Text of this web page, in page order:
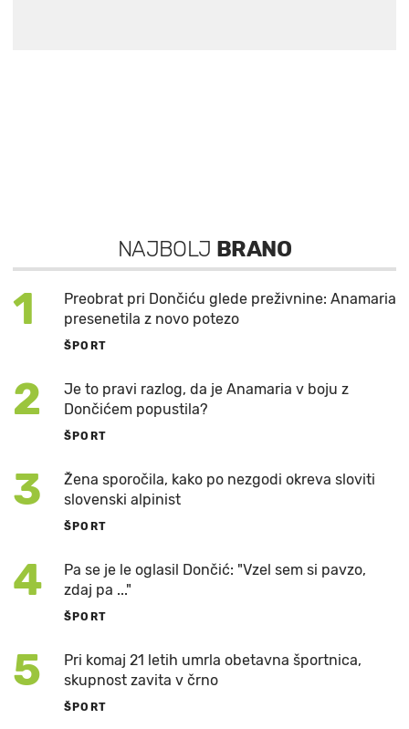
NAJBOLJ BRANO
1
Preobrat pri Dončiću glede preživnine: Anamaria
presenetila z novo potezo
ŠPORT
2
Je to pravi razlog, da je Anamaria v boju z
Dončićem popustila?
ŠPORT
3
Žena sporočila, kako po nezgodi okreva sloviti
slovenski alpinist
ŠPORT
4
Pa se je le oglasil Dončić: "Vzel sem si pavzo,
zdaj pa ..."
ŠPORT
5
Pri komaj 21 letih umrla obetavna športnica,
skupnost zavita v črno
ŠPORT